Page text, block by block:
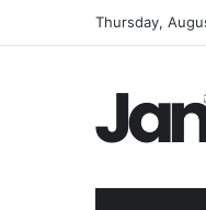
Thursday,